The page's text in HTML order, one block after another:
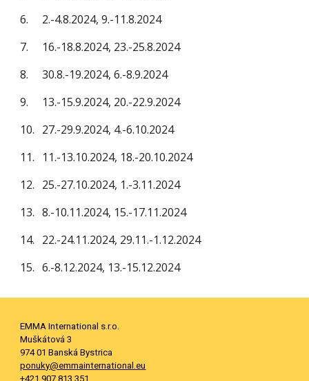
6.
2.-4.8.2024, 9.-11.8.2024
7.
16.-18.8.2024, 23.-25.8.2024
8.
30.8.-19.2024, 6.-8.9.2024
9.
13.-15.9.2024, 20.-22.9.2024
10. 27.-29.9.2024, 4.-6.10.2024
11.
11.-13.10.2024, 18.-20.10.2024
12. 25.-27.10.2024, 1.-3.11.2024
13. 8.-10.11.2024, 15.-17.11.2024
14. 22.-24.11.2024, 29.11.-1.12.2024
15. 6.-8.12.2024, 13.-15.12.2024
EMMA International s.r.o.
Muškátová 3
974 01 Banská Bystrica
ponuky@emmainternational.eu
+421 907 813 351